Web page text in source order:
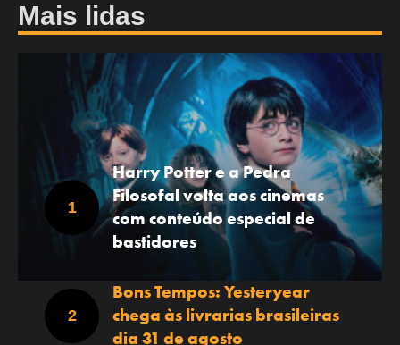
Mais lidas
Harry Potter e a Pedra
Filosofal volta aos cinemas
com conteúdo especial de
bastidores
Bons Tempos: Yesteryear
chega às livrarias brasileiras
dia 31 de agosto